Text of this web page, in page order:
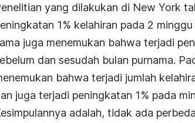
yang dilakukan di New York
1% kelahiran pada 2
juga menemukan bahwa terjadi
dan sesudah bulan purnama.
bahwa terjadi jumlah
juga terjadi peningkatan 1% pada
adalah, tidak ada